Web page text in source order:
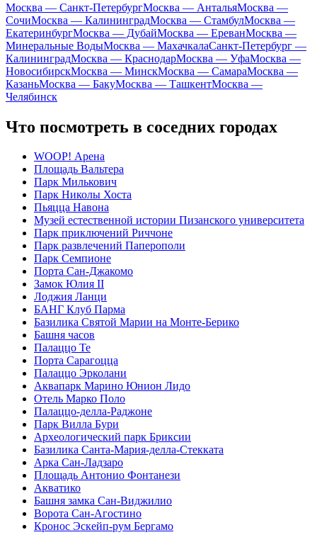
Москва — Санкт-ПетербургМосква — АнтальяМосква —
СочиМосква — КалининградМосква — СтамбулМосква —
ЕкатеринбургМосква — ДубайМосква — ЕреванМосква —
Минеральные ВодыМосква — МахачкалаСанкт-Петербург —
КалининградМосква — КраснодарМосква — УфаМосква —
НовосибирскМосква — МинскМосква — СамараМосква —
КазаньМосква — БакуМосква — ТашкентМосква —
Челябинск
Что посмотреть в соседних городах
WOOP! Арена
Площадь Вальтера
Парк Милькович
Парк Николы Хоста
Пьяцца Навона
Музей естественной истории Пизанского университета
Парк приключений Риччоне
Парк развлечений Паперополи
Парк Семпионе
Порта Сан-Джакомо
Замок Юлия II
Лоджия Ланци
БАНГ Клуб Парма
Базилика Святой Марии на Монте-Берико
Башня часов
Палаццо Те
Порта Сарагоцца
Палаццо Эрколани
Аквапарк Марино Юнион Лидо
Отель Марко Поло
Палаццо-делла-Раджоне
Парк Вилла Бури
Археологический парк Бриксии
Базилика Санта-Мария-делла-Стекката
Арка Сан-Ладзаро
Площадь Антонио Фонтанези
Акватико
Башня замка Сан-Виджилио
Ворота Сан-Агостино
Кронос Эскейп-рум Бергамо